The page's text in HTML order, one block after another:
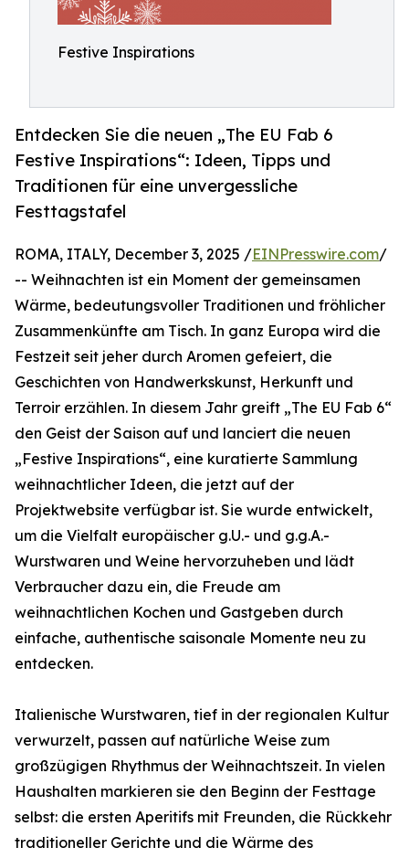
Festive Inspirations
Entdecken Sie die neuen „The EU Fab 6
Festive Inspirations“: Ideen, Tipps und
Traditionen für eine unvergessliche
Festtagstafel
ROMA, ITALY, December 3, 2025 /EINPresswire.com/
-- Weihnachten ist ein Moment der gemeinsamen
Wärme, bedeutungsvoller Traditionen und fröhlicher
Zusammenkünfte am Tisch. In ganz Europa wird die
Festzeit seit jeher durch Aromen gefeiert, die
Geschichten von Handwerkskunst, Herkunft und
Terroir erzählen. In diesem Jahr greift „The EU Fab 6“
den Geist der Saison auf und lanciert die neuen
„Festive Inspirations“, eine kuratierte Sammlung
weihnachtlicher Ideen, die jetzt auf der
Projektwebsite verfügbar ist. Sie wurde entwickelt,
um die Vielfalt europäischer g.U.- und g.g.A.-
Wurstwaren und Weine hervorzuheben und lädt
Verbraucher dazu ein, die Freude am
weihnachtlichen Kochen und Gastgeben durch
einfache, authentische saisonale Momente neu zu
entdecken.
Italienische Wurstwaren, tief in der regionalen Kultur
verwurzelt, passen auf natürliche Weise zum
großzügigen Rhythmus der Weihnachtszeit. In vielen
Haushalten markieren sie den Beginn der Festtage
selbst: die ersten Aperitifs mit Freunden, die Rückkehr
traditioneller Gerichte und die Wärme des